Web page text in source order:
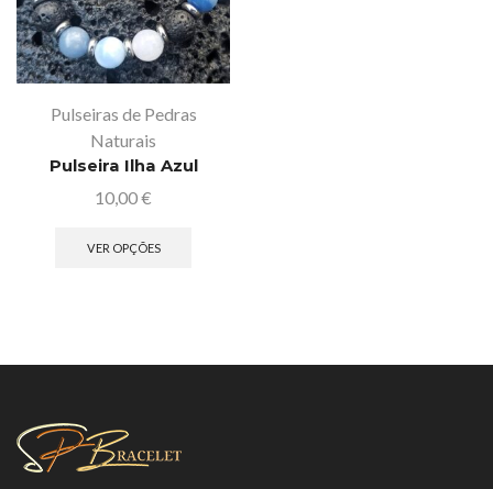
Pulseiras de Pedras
Naturais
Pulseira Ilha Azul
10,00€
VER OPÇÕES